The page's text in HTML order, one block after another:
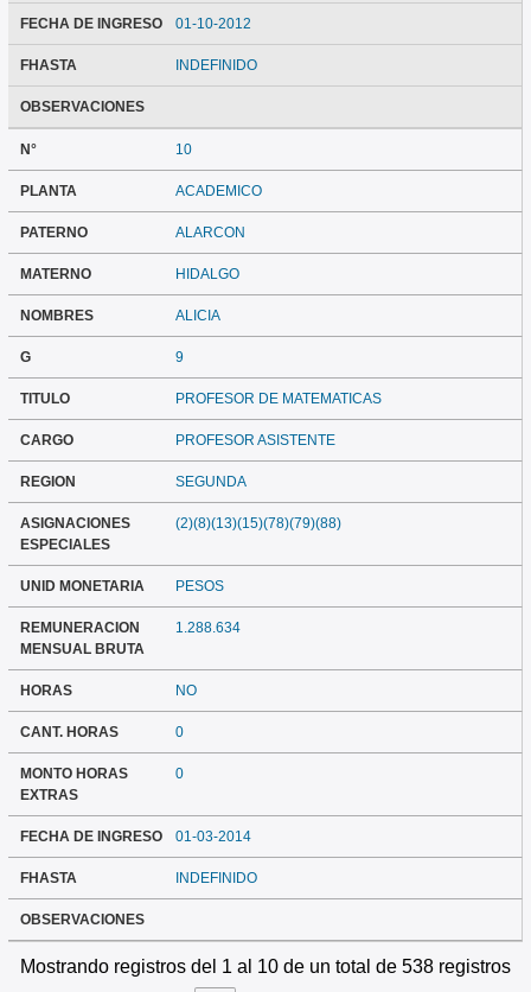
FECHA DE INGRESO 01-10-2012
FHASTA INDEFINIDO
OBSERVACIONES
N° 10
PLANTA ACADEMICO
PATERNO ALARCON
MATERNO HIDALGO
NOMBRES ALICIA
G 9
TITULO PROFESOR DE MATEMATICAS
CARGO PROFESOR ASISTENTE
REGION SEGUNDA
ASIGNACIONES
ESPECIALES
(2)(8)(13)(15)(78)(79)(88)
UNID MONETARIA PESOS
REMUNERACION
MENSUAL BRUTA
1.288.634
HORAS NO
CANT. HORAS 0
MONTO HORAS
EXTRAS
0
FECHA DE INGRESO 01-03-2014
FHASTA INDEFINIDO
OBSERVACIONES
Mostrando registros del 1 al 10 de un total de 538 registros